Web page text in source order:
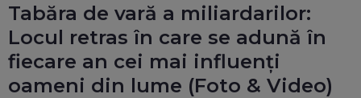
Tabăra de vară a miliardarilor:
Locul retras în care se adună în
fiecare an cei mai influenți
oameni din lume (Foto & Video)